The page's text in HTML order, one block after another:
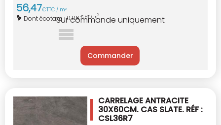
56,47€TTC / m2
Dont écotaxe :0,06€ HT / m2
Sur commande uniquement
Commander
CARRELAGE ANTRACITE
30X60CM. CAS SLATE. RÉF :
CSL36R7